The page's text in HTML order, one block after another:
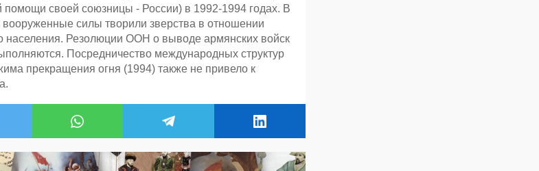
помощи своей союзницы - России) в 1992-1994 годах. В
вооруженные силы творили зверства в отношении
населения. Резолюции ООН о выводе армянских войск
Посредничество международных структур
прекращения огня (1994) также не привело к